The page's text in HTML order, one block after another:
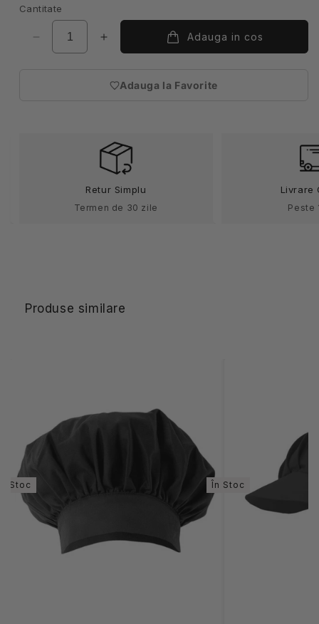
Cantitate
Reduceți
cantitatea
Creșteți
cantitatea
Sort
negru
V404201
Adauga in cos
Adauga la Favorite
(necesita
Retur Simplu
Termen de 30 zile
Livrare
Peste
Produse similare
Stoc În Stoc